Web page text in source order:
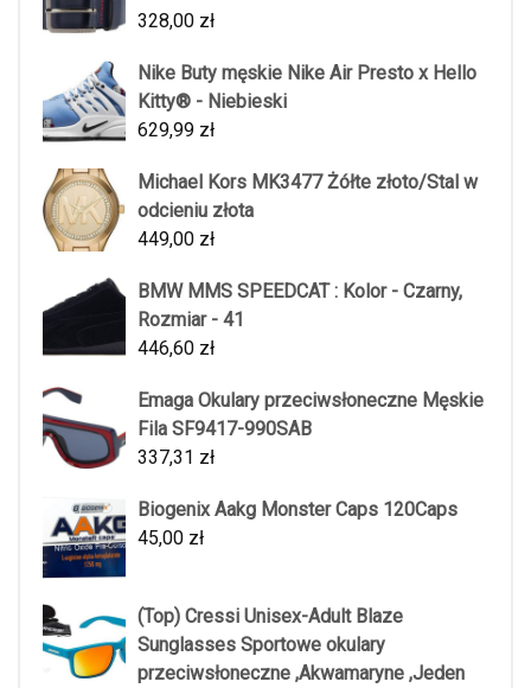
328,00 zł
Nike Buty męskie Nike Air Presto x Hello
Kitty® - Niebieski
629,99 zł
Michael Kors MK3477 Żółte złoto/Stal w
odcieniu złota
449,00 zł
BMW MMS SPEEDCAT : Kolor - Czarny,
Rozmiar - 41
446,60 zł
Emaga Okulary przeciwsłoneczne Męskie
Fila SF9417-990SAB
337,31 zł
Biogenix Aakg Monster Caps 120Caps
45,00 zł
(Top) Cressi Unisex-Adult Blaze
Sunglasses Sportowe okulary
przeciwsłoneczne ,Akwamaryne ,Jeden